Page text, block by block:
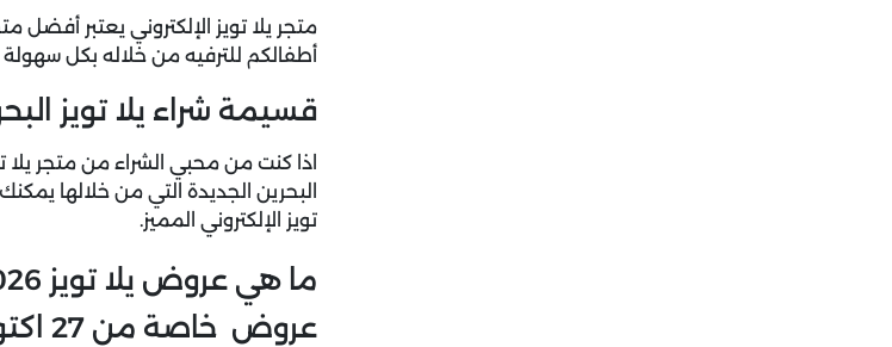
متجر يلا تويز الإلكتروني يعتبر
أطفالكم للترفيه من خلاله بكل
قسيمة شراء يلا تويز
اذا كنت من محبي الشراء من متجر يلا
البحرين الجديدة التي من خلالها
تويز الإلكتروني المميز.
ما هي عروض يلا تويز 2026؟
عروض خاصة من 27 اكتوبر إلى 16 نوفمبر داخل يلا تويز